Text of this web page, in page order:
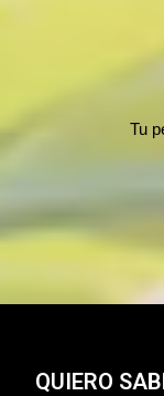
Tu
QUIERO